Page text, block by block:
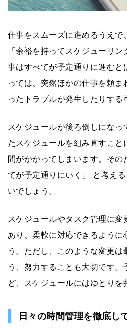
仕事をスムーズに進めるうえで
「余裕を持ってスケジューリ
事はすべてが予定通りに進むと
っては、突然ほかの仕事を頼
ったトラブルが発生したりする
スケジュールが後ろ倒しになっ
たスケジュールを組み直すこと
間がかかってしまいます。その
てが予定通りにいく」 と考え
いでしょう。
スケジュールやタスク管理に
あり、柔軟に対応できるように
う。ただし、このような変更は
う、努力することも大切です。
ど、スケジュールにはゆとりを
日々の時間管理を徹底し